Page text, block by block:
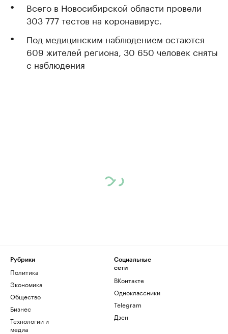
Всего в Новосибирской области провели
303 777 тестов на коронавирус.
Под медицинским наблюдением остаются
609 жителей региона, 30 650 человек сняты
с наблюдения
Рубрики
Политика
Экономика
Общество
Бизнес
Технологии и
медиа
Социальные
сети
ВКонтакте
Одноклассники
Telegram
Дзен